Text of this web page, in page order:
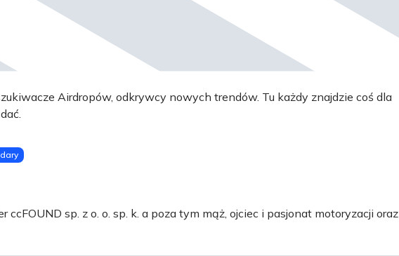
Airdropów, odkrywcy nowych trendów. Tu każdy znajdzie coś dla
ccFOUND sp. z o. o. sp. k. a poza tym mąż, ojciec i pasjonat motoryzacji oraz